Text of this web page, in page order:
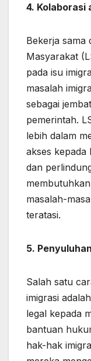
4. Kolaborasi
Bekerja sama
Masyarakat
pada isu
masalah
sebagai
pemerintah.
lebih dalam
akses kepada
dan
masalah-
teratasi.
5.
Salah satu
imigrasi
legal kepada
bantuan
hak-hak